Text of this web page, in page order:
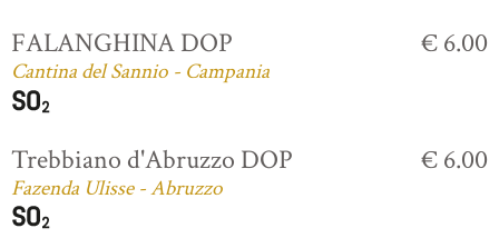
FALANGHINA DOP
Cantina del Sannio - Campania
€ 6.00
Trebbiano d'Abruzzo DOP
Fazenda Ulisse - Abruzzo
€ 6.00